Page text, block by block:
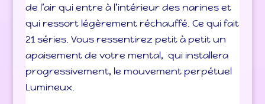
de l’air qui entre à l’intérieur des narines et
qui ressort légèrement réchauffé. Ce qui fait
21 séries. Vous ressentirez petit à petit un
apaisement de votre mental, qui installera
progressivement, le mouvement perpétuel
Lumineux.